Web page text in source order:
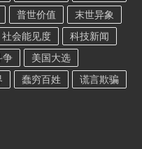
普世价值
末世异象
社会能见度
科技新闻
争
美国大选
蠢穷百姓
谎言欺骗